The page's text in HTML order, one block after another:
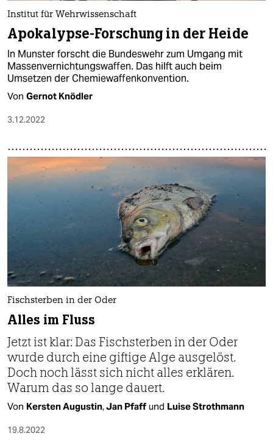
Institut für Wehrwissenschaft
Apokalypse-Forschung in der Heide
In Munster forscht die Bundeswehr zum Umgang mit
Massenvernichtungswaffen. Das hilft auch beim
Umsetzen der Chemiewaffenkonvention.
Von Gernot Knödler
3.12.2022
Fischsterben in der Oder
Alles im Fluss
Jetzt ist klar: Das Fischsterben in der Oder
wurde durch eine giftige Alge ausgelöst.
Doch noch lässt sich nicht alles erklären.
Warum das so lange dauert.
Von Kersten Augustin,Jan Pfaff und Luise Strothmann
19.8.2022